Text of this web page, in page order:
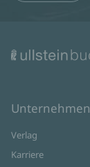
Unternehmen
Verlag
Karriere